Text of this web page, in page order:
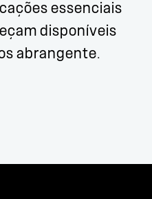
essenciais
disponíveis
abrangente.